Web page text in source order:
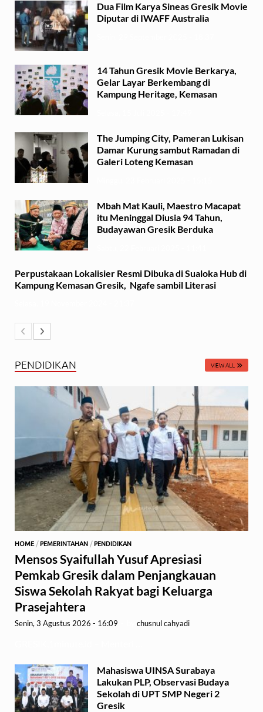
Dua Film Karya Sineas Gresik Movie
Diputar di IWAFF Australia
14 Tahun Gresik Movie Berkarya,
Gelar Layar Berkembang di
Kampung Heritage, Kemasan
The Jumping City, Pameran Lukisan
Damar Kurung sambut Ramadan di
Galeri Loteng Kemasan
Mbah Mat Kauli, Maestro Macapat
itu Meninggal Diusia 94 Tahun,
Budayawan Gresik Berduka
Perpustakaan Lokalisier Resmi Dibuka di Sualoka Hub di
Kampung Kemasan Gresik, Ngafe sambil Literasi
PENDIDIKAN VIEW ALL
HOME / PEMERINTAHAN / PENDIDIKAN
Mensos Syaifullah Yusuf Apresiasi
Pemkab Gresik dalam Penjangkauan
Siswa Sekolah Rakyat bagi Keluarga
Prasejahtera
Senin, 3 Agustus 2026 - 16:09 chusnul cahyadi
Mahasiswa UINSA Surabaya
Lakukan PLP, Observasi Budaya
Sekolah di UPT SMP Negeri 2
Gresik